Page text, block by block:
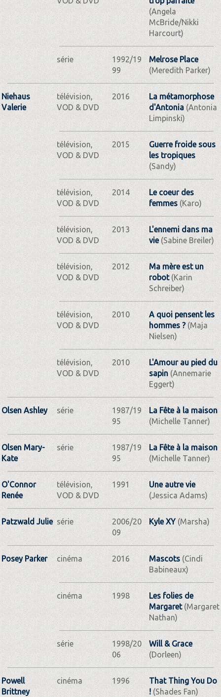
(Angela
McBride/Nikki
Harcourt)
série
1992/19
99
Melrose Place
(Meredith Parker)
Niehaus
Valerie
télévision,
VOD & DVD
2016
La métamorphose
d'Antonia(Antonia
Limpinski)
télévision,
VOD & DVD
2015
Guerre froide sous
les tropiques
(Sandy)
télévision,
VOD & DVD
2014
Le coeur des
femmes(Karo)
télévision,
VOD & DVD
2013
L'ennemi dans ma
vie(Sabine Breiler)
télévision,
VOD & DVD
2012
Ma mère est un
robot(Karin
Schreiber)
télévision,
VOD & DVD
2010
A quoi pensent les
hommes ?(Maja
Nielsen)
télévision,
VOD & DVD
2010
L'Amour au pied du
sapin(Annemarie
Eggert)
Olsen Ashley série
1987/19
95
La Fête à la maison
(Michelle Tanner)
Olsen Mary-
Kate
série
1987/19
95
La Fête à la maison
(Michelle Tanner)
O'Connor
Renée
télévision,
VOD & DVD
1991
Une autre vie
(Jessica Adams)
Patzwald Julie série
2006/20
09
Kyle XY(Marsha)
Posey Parker cinéma 2016 Mascots(Cindi
Babineaux)
cinéma 1998
Les folies de
Margaret(Margaret
Nathan)
série
1998/20
06
Will & Grace
(Dorleen)
Powell
Brittney
cinéma 1996
That Thing You Do
!(Shades Fan)